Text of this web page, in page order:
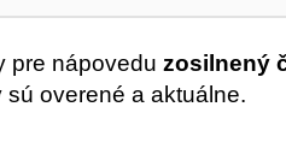
pre nápovedu zosilnený
overené a aktuálne.